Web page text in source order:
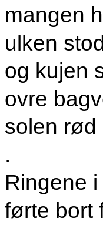
mangen
ulken
og kujen
ovre
solen rød
.
Ringene
førte bort